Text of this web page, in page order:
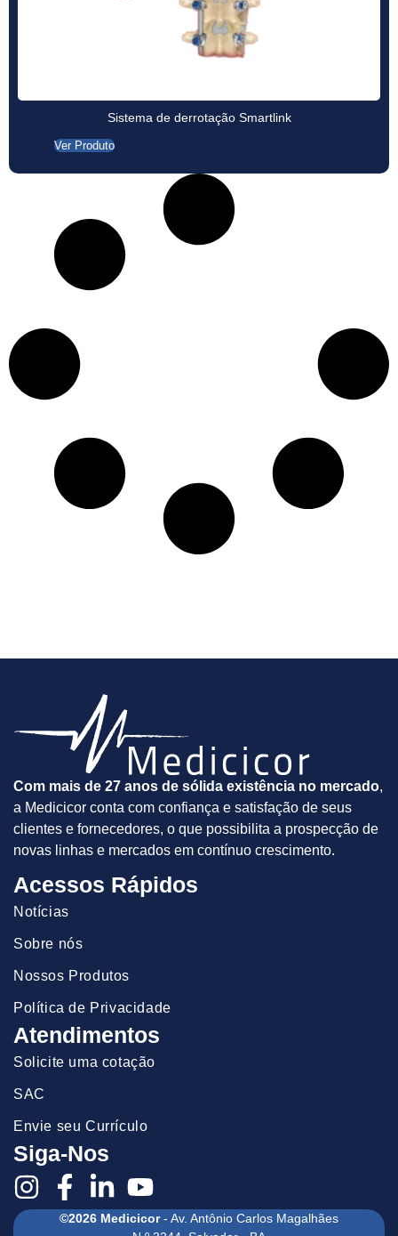
Sistema de derrotação Smartlink
Ver Produto
Com mais de 27 anos de sólida existência no mercado,
a Medicicor conta com confiança e satisfação de seus
clientes e fornecedores, o que possibilita a prospecção de
novas linhas e mercados em contínuo crescimento.
Acessos Rápidos
Notícias
Sobre nós
Nossos Produtos
Política de Privacidade
Atendimentos
Solicite uma cotação
SAC
Envie seu Currículo
Siga-Nos
©2026 Medicicor- Av. Antônio Carlos Magalhães